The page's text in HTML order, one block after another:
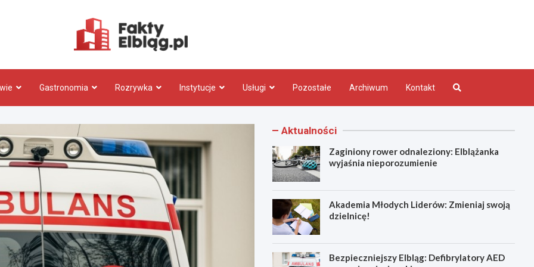
Gastronomia Rozrywka Instytucje Usługi Pozostałe Archiwum Kontakt
Aktualności
Zaginiony rower odnaleziony: Elblążanka
wyjaśnia nieporozumienie
Akademia Młodych Liderów: Zmieniaj swoją
dzielnicę!
Bezpieczniejszy Elbląg: Defibrylatory AED